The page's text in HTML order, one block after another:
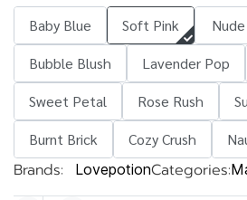
Baby Blue Soft Pink Nude
Bubble Blush
Lavender Pop
Sweet Petal
Rose Rush
Burnt Brick
Cozy Crush
Brands: LovepotionCategories: